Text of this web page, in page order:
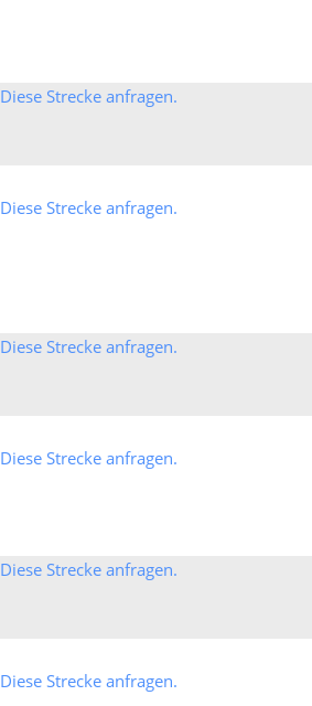
Diese Strecke anfragen.
Diese Strecke anfragen.
Diese Strecke anfragen.
Diese Strecke anfragen.
Diese Strecke anfragen.
Diese Strecke anfragen.